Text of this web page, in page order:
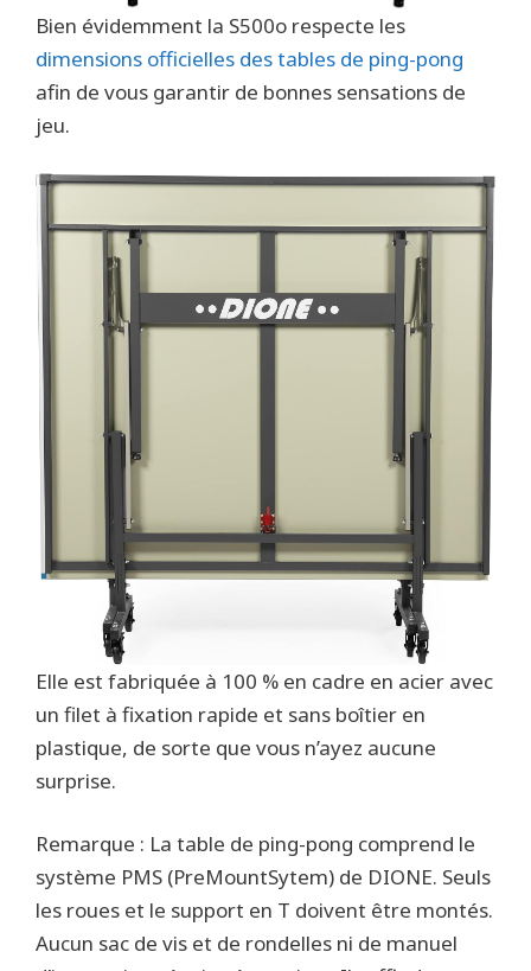
Bien évidemment la S500o respecte les
dimensions officielles des tables de ping-pong
afin de vous garantir de bonnes sensations de
jeu.
Elle est fabriquée à 100 % en cadre en acier avec
un filet à fixation rapide et sans boîtier en
plastique, de sorte que vous n’ayez aucune
surprise.
Remarque : La table de ping-pong comprend le
système PMS (PreMountSytem) de DIONE. Seuls
les roues et le support en T doivent être montés.
Aucun sac de vis et de rondelles ni de manuel